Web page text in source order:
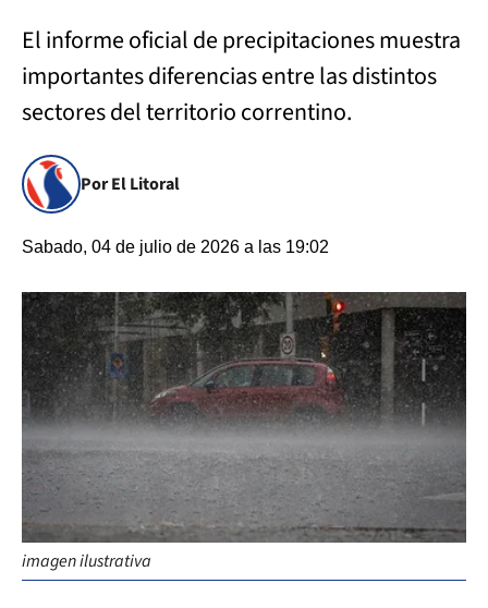
El informe oficial de precipitaciones muestra
importantes diferencias entre las distintos
sectores del territorio correntino.
Por El Litoral
Sabado, 04 de julio de 2026 a las 19:02
imagen ilustrativa